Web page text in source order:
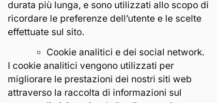
durata più lunga, e sono utilizzati allo scopo di
ricordare le preferenze dell’utente e le scelte
effettuate sul sito.
Cookie analitici e dei social network.
I cookie analitici vengono utilizzati per
migliorare le prestazioni dei nostri siti web
attraverso la raccolta di informazioni sul